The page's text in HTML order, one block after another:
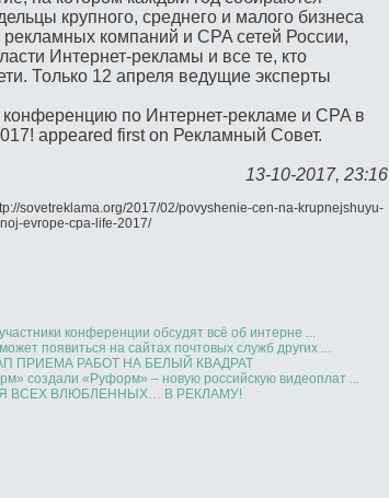
крупного, среднего и малого бизнеса
компаний и CPA сетей России,
Интернет-рекламы и все те, кто
Только 12 апреля ведущие эксперты
по Интернет-рекламе и CPA в
appeared first on Рекламный Совет.
13-10-2017, 23:16
sovetreklama.org/2017/02/povyshenie-cen-na-krupnejshuyu-
evrope-cpa-life-2017/
конференции обсудят всё об интерне ...
появиться на сайтах почтовых служб других ...
ПРИЕМА РАБОТ НА БЕЛЫЙ КВАДРАТ
создали «Руформ» – новую российскую видеоплат ...
ВСЕХ ВЛЮБЛЕННЫХ… В РЕКЛАМУ!